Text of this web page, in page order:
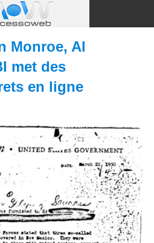
Monroe, Al
met des
en ligne